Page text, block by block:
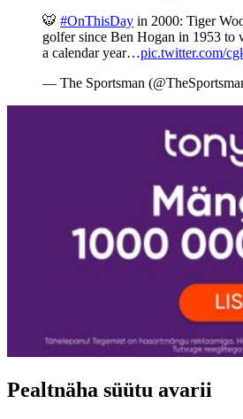
🐯 #OnThisDay in 2000: Tiger
golfer since Ben Hogan in 1953 to
a calendar year…pic.twitter.com/
— The Sportsman
Pealtnäha süütu avarii